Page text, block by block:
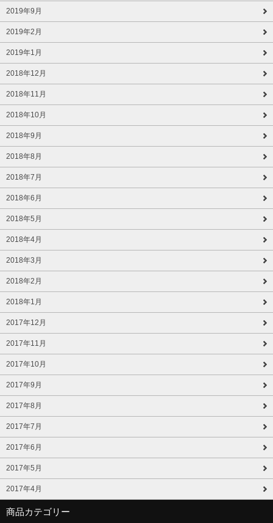
2019年9月
2019年2月
2019年1月
2018年12月
2018年11月
2018年10月
2018年9月
2018年8月
2018年7月
2018年6月
2018年5月
2018年4月
2018年3月
2018年2月
2018年1月
2017年12月
2017年11月
2017年10月
2017年9月
2017年8月
2017年7月
2017年6月
2017年5月
2017年4月
商品カテゴリー